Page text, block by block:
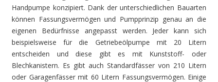
Handpumpe konzipiert. Dank der unterschiedlichen Bauarten
können Fassungsvermögen und Pumpprinzip genau an die
eigenen Bedürfnisse angepasst werden. Jeder kann sich
beispielsweise für die Getriebeölpumpe mit 20 Litern
entscheiden und diese gibt es mit Kunststoff- oder
Blechkanistern. Es gibt auch Standardfässer von 210 Litern
oder Garagenfässer mit 60 Litern Fassungsvermögen. Einige